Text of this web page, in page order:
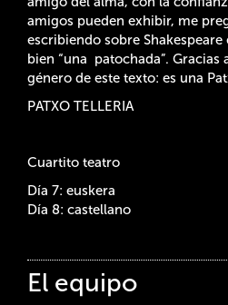
amigos pueden exhibir, me
escribiendo sobre
bien “una patochada”.
género de este texto: es una
PATXO TELLERIA
Cuartito teatro
Día 7: euskera
Día 8: castellano
El equipo